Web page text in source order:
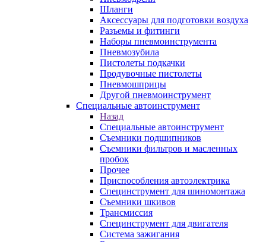
Шланги
Аксессуары для подготовки воздуха
Разъемы и фитинги
Наборы пневмоинструмента
Пневмозубила
Пистолеты подкачки
Продувочные пистолеты
Пневмошприцы
Другой пневмоинструмент
Специальные автоинструмент
Назад
Специальные автоинструмент
Съемники подшипников
Съемники фильтров и масленных
пробок
Прочее
Приспособления автоэлектрика
Специнструмент для шиномонтажа
Съемники шкивов
Трансмиссия
Специнструмент для двигателя
Система зажигания